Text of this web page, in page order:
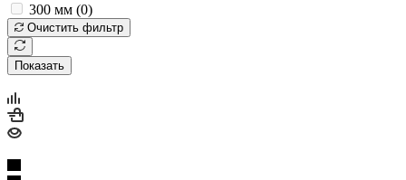
300 мм (0)
Очистить фильтр
Показать